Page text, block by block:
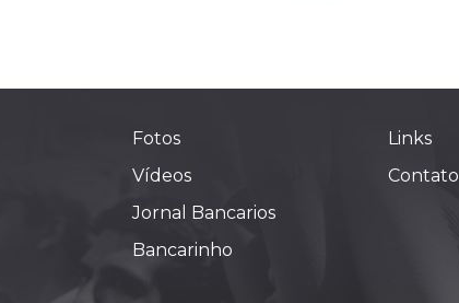
Fotos
Vídeos
Jornal Bancarios
Bancarinho
Links
Contato